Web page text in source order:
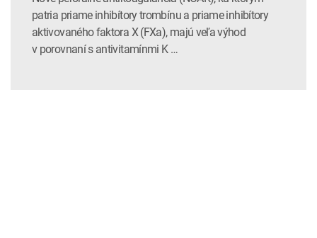
patria priame inhibítory trombínu a priame inhibítory
aktivovaného faktora X (FXa), majú veľa výhod
v porovnaní s antivitamínmi K …